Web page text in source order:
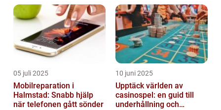
05 juli 2025
Mobilreparation i
Halmstad: Snabb hjälp
när telefonen gått sönder
10 juni 2025
Upptäck världen av
casinospel: en guid till
underhållning och